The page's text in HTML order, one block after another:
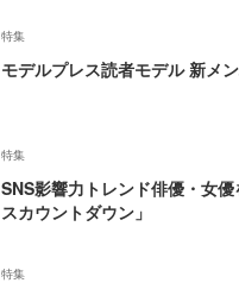
特集
モデルプレス読者モデル 新メ
特集
SNS影響力トレンド俳優・女
スカウントダウン」
特集